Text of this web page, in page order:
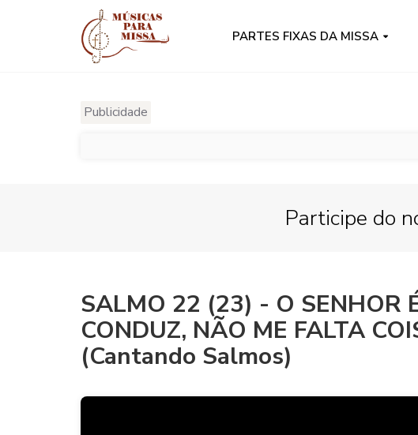
PARTES FIXAS DA MISSA
Publicidade
Participe do
SALMO 22 (23) - O SENHOR
CONDUZ, NÃO ME FALTA
(Cantando Salmos)